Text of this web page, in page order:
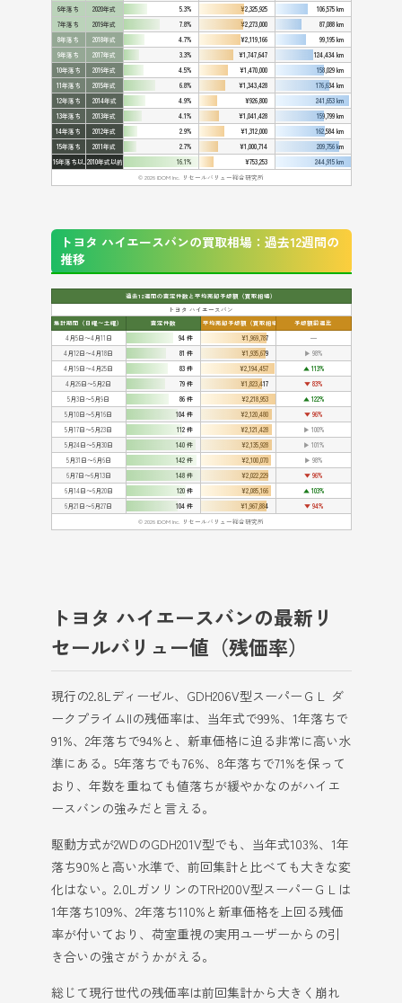
6年落ち
2020年式 5.3% ¥2,325,925
106,575 km
7年落ち
2019年式 7.8% ¥2,273,000
87,088 km
8年落ち
2018年式 4.7% ¥2,119,166
99,195 km
9年落ち
2017年式 3.3% ¥1,747,647
124,434 km
10年落ち
2016年式 4.5% ¥1,470,000
158,029 km
11年落ち
2015年式 6.8% ¥1,343,428
176,634 km
12年落ち
2014年式 4.9% ¥926,800
241,653 km
13年落ち
2013年式 4.1% ¥1,041,428
159,799 km
14年落ち
2012年式 2.9% ¥1,312,000
162,584 km
15年落ち
2011年式 2.7% ¥1,000,714
209,756 km
16年落ち以上2010年式以前 16.1% ¥753,253
244,915 km
© 2026 IDOM Inc. リセールバリュー総合研究所
トヨタ ハイエースバンの買取相場：過去12週間の
推移
過去12週間の査定件数と平均売却予想額（買取相場）
トヨタ ハイエースバン
集計期間（日曜〜土曜）
査定件数 平均売却予想額（買取相場）
予想額前週比
4月5日〜4月11日
94 件 ¥1,969,787
━
4月12日〜4月18日
81 件 ¥1,935,679
▶ 98%
4月19日〜4月25日
83 件 ¥2,194,457
▲ 113%
4月26日〜5月2日
79 件 ¥1,823,417
▼ 83%
5月3日〜5月9日
86 件 ¥2,218,953
▲ 122%
5月10日〜5月16日
104 件 ¥2,120,480
▼ 96%
5月17日〜5月23日
112 件 ¥2,121,428
▶ 100%
5月24日〜5月30日
140 件 ¥2,135,928
▶ 101%
5月31日〜6月6日
142 件 ¥2,100,070
▶ 98%
6月7日〜6月13日
148 件 ¥2,022,229
▼ 96%
6月14日〜6月20日
120 件 ¥2,085,166
▲ 103%
6月21日〜6月27日
104 件 ¥1,967,884
▼ 94%
© 2026 IDOM Inc. リセールバリュー総合研究所
トヨタ ハイエースバンの最新リ
セールバリュー値（残価率）
現行の2.8Lディーゼル、GDH206V型スーパーＧＬ ダ
ークプライムIIの残価率は、当年式で99%、1年落ちで
91%、2年落ちで94%と、新車価格に迫る非常に高い水
準にある。5年落ちでも76%、8年落ちで71%を保って
おり、年数を重ねても値落ちが緩やかなのがハイエ
ースバンの強みだと言える。
駆動方式が2WDのGDH201V型でも、当年式103%、1年
落ち90%と高い水準で、前回集計と比べても大きな変
化はない。2.0LガソリンのTRH200V型スーパーＧＬは
1年落ち109%、2年落ち110%と新車価格を上回る残価
率が付いており、荷室重視の実用ユーザーからの引
き合いの強さがうかがえる。
総じて現行世代の残価率は前回集計から大きく崩れ